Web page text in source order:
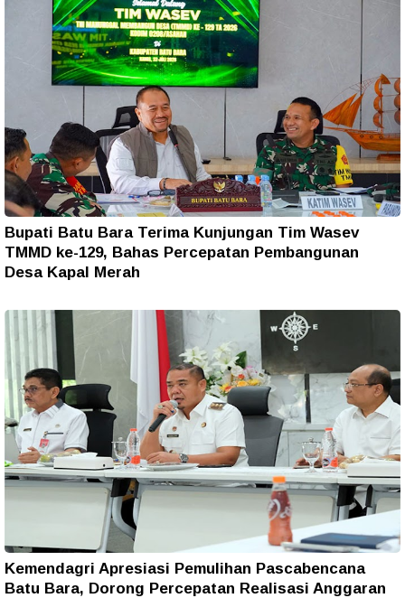
Bupati Batu Bara Terima Kunjungan Tim Wasev
TMMD ke-129, Bahas Percepatan Pembangunan
Desa Kapal Merah
Kemendagri Apresiasi Pemulihan Pascabencana
Batu Bara, Dorong Percepatan Realisasi Anggaran